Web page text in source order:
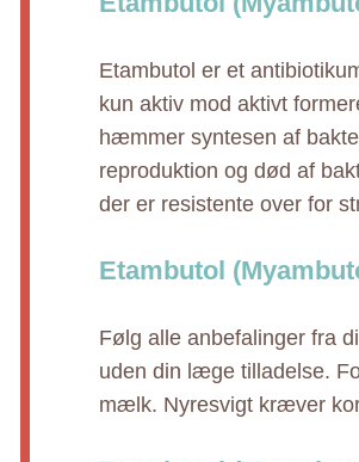
Etambutol er et
kun aktiv mod aktivt
hæmmer syntesen af
reproduktion og død af
der er resistente over for
Etambutol
Følg alle anbefalinger fra
uden din læge tilladelse.
mælk. Nyresvigt kræver